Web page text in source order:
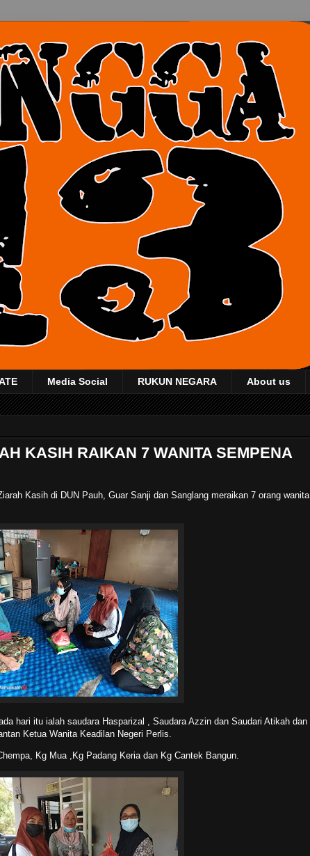
Media Social RUKUN NEGARA About us
KASIH RAIKAN 7 WANITA SEMPENA
Kasih di DUN Pauh, Guar Sanji dan Sanglang meraikan 7 orang wanita
hari itu ialah saudara Hasparizal , Saudara Azzin dan Saudari Atikah dan
Ketua Wanita Keadilan Negeri Perlis.
Kg Mua ,Kg Padang Keria dan Kg Cantek Bangun.